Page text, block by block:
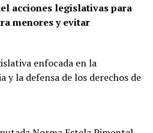
acciones legislativas para
menores y evitar
enfocada en la
y la defensa de los derechos de